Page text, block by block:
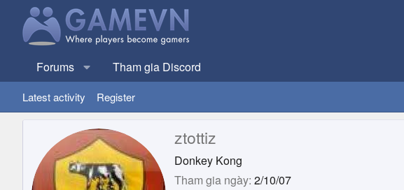
Forums Tham gia Discord
Latest activity Register
ztottiz
Donkey Kong
Tham gia ngày 2/10/07